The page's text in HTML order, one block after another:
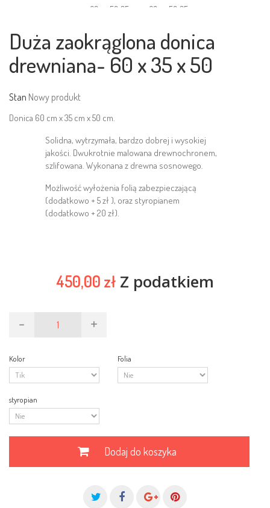
Duża zaokrąglona donica
drewniana- 60 x 35 x 50
Stan Nowy produkt
Donica 60 cm x 35 cm x 50 cm.
Solidna, wytrzymała, bardzo dobrej i wysokiej
jakości. Dwukrotnie malowana drewnochronem,
szlifowana. Wykonana z drewna sosnowego.
Możliwość wyłożenia folią zabezpieczającą
(dodatkowo + 5 zł ), oraz styropianem
(dodatkowo + 20 zł).
450,00 złZ podatkiem
- +
Kolor Folia
styropian
Dodaj do koszyka